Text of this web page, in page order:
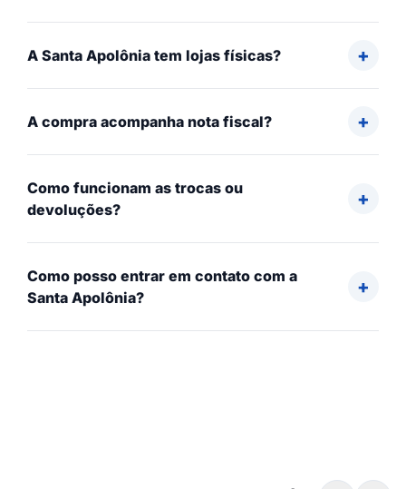
A Santa Apolônia tem lojas físicas?
A compra acompanha nota fiscal?
Como funcionam as trocas ou
devoluções?
Como posso entrar em contato com a
Santa Apolônia?